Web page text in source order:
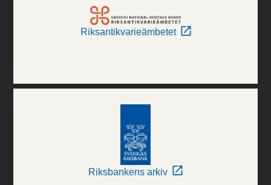
Riksantikvarieämbetet
Riksbankens arkiv